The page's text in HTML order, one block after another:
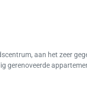
aan het zeer
gerenoveerde